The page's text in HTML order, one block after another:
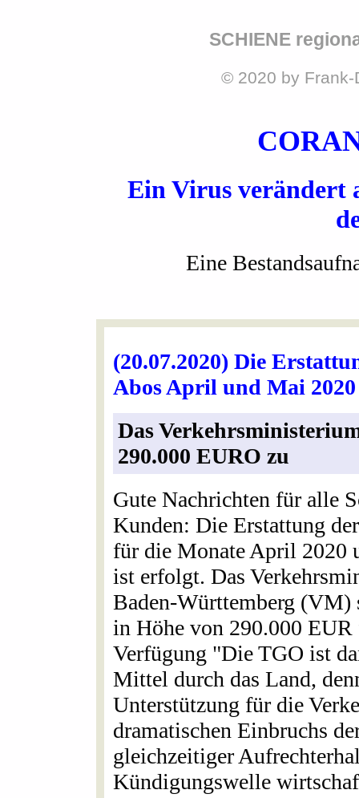
SCHIENE
© 2020 by Frank-
Ein Virus verändert
Eine
(20.07.2020) Die
Abos April und Mai
Das
290.000 EURO zu
Gute Nachrichten für alle
Kunden: Die Erstattung
für die Monate April 2020
ist erfolgt. Das
Baden-Württemberg
in Höhe von 290.000
Verfügung "Die TGO ist
Mittel durch das Land,
Unterstützung für die
dramatischen Einbruchs
gleichzeitiger
Kündigungswelle